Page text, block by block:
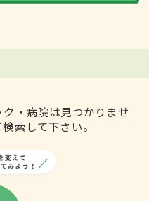
・病院は見つかりませ
索して下さい。